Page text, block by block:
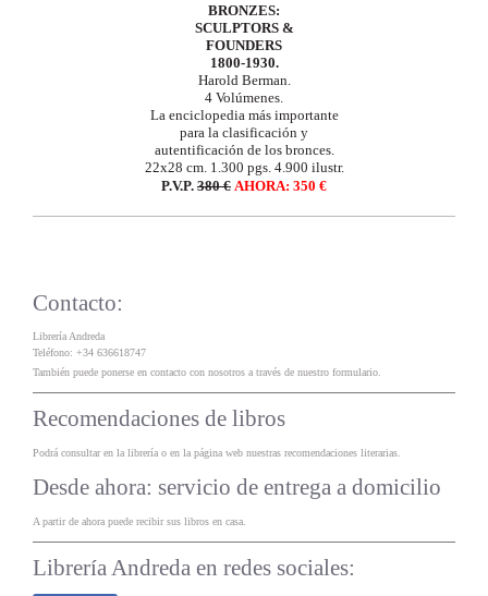
BRONZES:
SCULPTORS &
FOUNDERS
1800-1930.
Harold Berman.
4 Volúmenes.
La enciclopedia más importante
para la clasificación y
autentificación de los bronces.
22x28 cm. 1.300 pgs. 4.900 ilustr.
P.V.P. 380 € AHORA: 350 €
Contacto:
Librería Andreda
Teléfono: +34 636618747
También puede ponerse en contacto con nosotros a través de nuestro formulario.
Recomendaciones de libros
Podrá consultar en la librería o en la página web nuestras recomendaciones literarias.
Desde ahora: servicio de entrega a domicilio
A partir de ahora puede recibir sus libros en casa.
Librería Andreda en redes sociales: